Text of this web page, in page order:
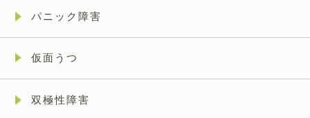
パニック障害
仮面うつ
双極性障害